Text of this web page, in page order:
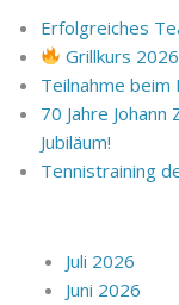
Erfolgreiches
Grillkurs
Teilnahme
70 Jahre
Jubiläum!
Tennistraining
Juli 2026
Juni 2026